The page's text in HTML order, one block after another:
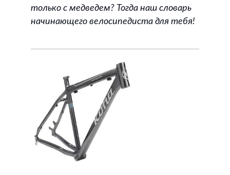
только с медведем? Тогда наш словарь
начинающего велосипедиста для тебя!